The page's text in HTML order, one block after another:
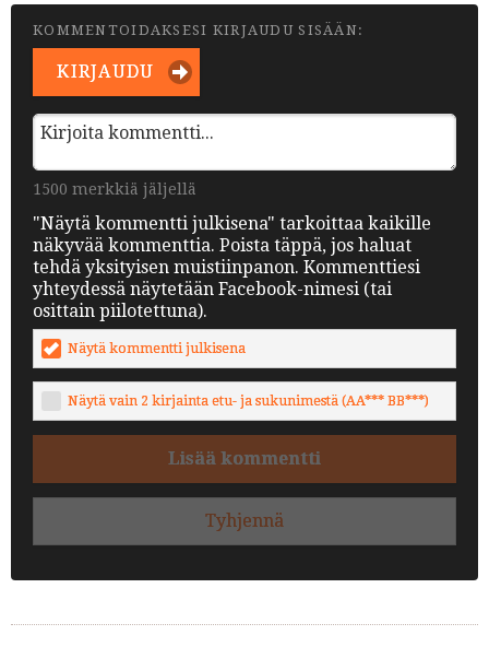
KOMMENTOIDAKSESI KIRJAUDU SISÄÄN:
KIRJAUDU
1500 merkkiä jäljellä
"Näytä kommentti julkisena" tarkoittaa kaikille
näkyvää kommenttia. Poista täppä, jos haluat
tehdä yksityisen muistiinpanon. Kommenttiesi
yhteydessä näytetään Facebook-nimesi (tai
osittain piilotettuna).
Näytä kommentti julkisena
Näytä vain 2 kirjainta etu- ja sukunimestä (AA*** BB***)
Lisää kommentti
Tyhjennä